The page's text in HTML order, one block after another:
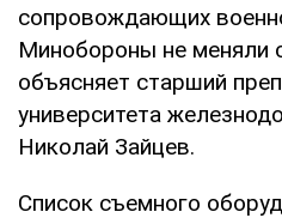
сопровождающих
Минобороны не меняли
объясняет старший
университета
Николай Зайцев.
Список съемного